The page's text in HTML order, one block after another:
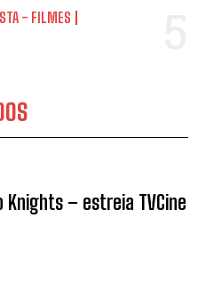
- FILMES
Knights – estreia TVCine